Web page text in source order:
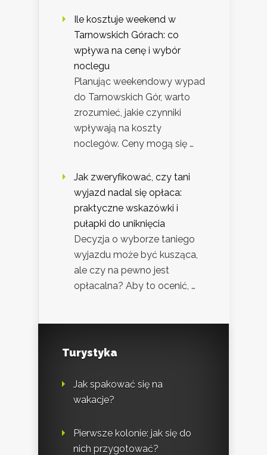
Ile kosztuje weekend w
Tarnowskich Górach: co
wpływa na cenę i wybór
noclegu
Planując weekendowy wypad
do Tarnowskich Gór, warto
zrozumieć, jakie czynniki
wpływają na koszty
noclegów. Ceny mogą się …
Jak zweryfikować, czy tani
wyjazd nadal się opłaca:
praktyczne wskazówki i
pułapki do uniknięcia
Decyzja o wyborze taniego
wyjazdu może być kusząca,
ale czy na pewno jest
opłacalna? Aby to ocenić, …
Turystyka
Jak spakować się na
wakacje?
Pierwsze kolonie: jak się do
nich przygotować?